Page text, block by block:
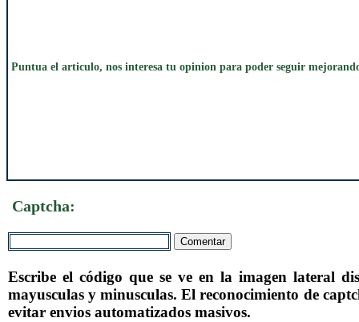
Puntua el articulo, nos interesa tu opinion para poder seguir
Captcha:
Escribe el código que se ve en la imagen lateral
mayusculas y minusculas. El reconocimiento de
evitar envios automatizados masivos.